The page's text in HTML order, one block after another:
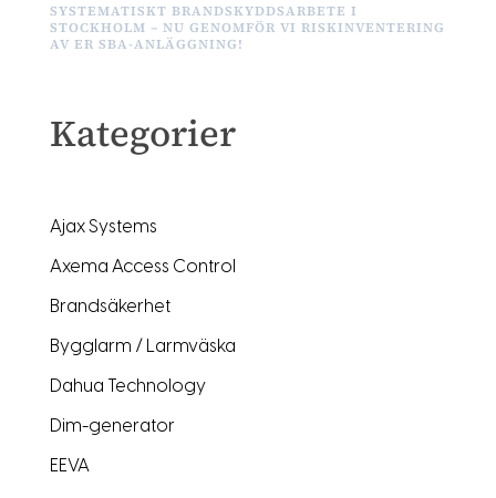
SYSTEMATISKT BRANDSKYDDSARBETE I
STOCKHOLM – NU GENOMFÖR VI RISKINVENTERING
AV ER SBA-ANLÄGGNING!
Kategorier
Ajax Systems
Axema Access Control
Brandsäkerhet
Bygglarm / Larmväska
Dahua Technology
Dim-generator
EEVA